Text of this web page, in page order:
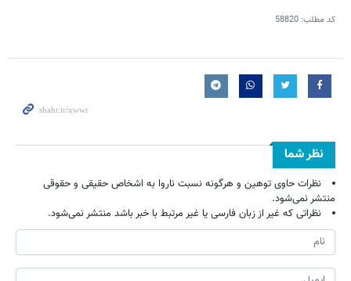
کد مطلب: 58820
نظر شما
نظرات حاوی توهین و هرگونه نسبت ناروا به اشخاص حقیقی و حقوقی
منتشر نمی‌شود.
نظراتی که غیر از زبان فارسی یا غیر مرتبط با خبر باشد منتشر نمی‌شود.